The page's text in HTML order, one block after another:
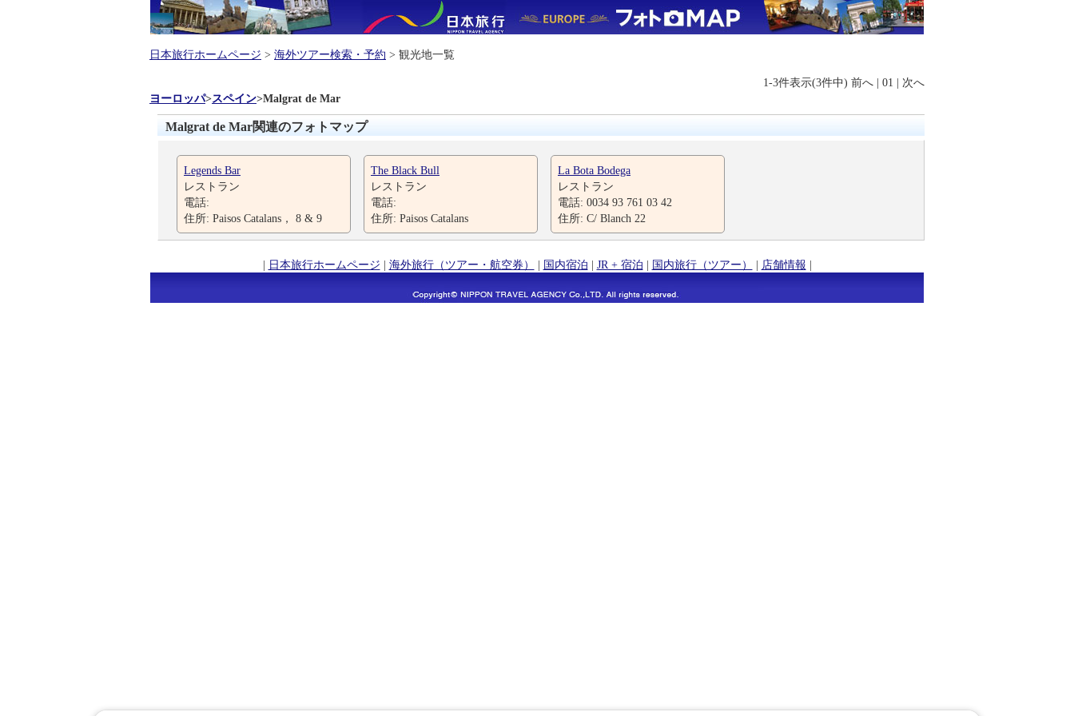
日本旅行ホームページ > 海外ツアー検索・予約 > 観光地一覧
1-3件表示(3件中) 前へ | 01 | 次へ
ヨーロッパ>スペイン>Malgrat de Mar
Malgrat de Mar関連のフォトマップ
Legends Bar
レストラン
電話:
住所: Paisos Catalans， 8 & 9
The Black Bull
レストラン
電話:
住所: Paisos Catalans
La Bota Bodega
レストラン
電話: 0034 93 761 03 42
住所: C/ Blanch 22
| 日本旅行ホームページ | 海外旅行（ツアー・航空券） | 国内宿泊 | JR + 宿泊 | 国内旅行（ツアー） | 店舗情報 |